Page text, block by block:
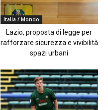
Italia / Mondo
Lazio, proposta di legge per
rafforzare sicurezza e vivibilità
spazi urbani